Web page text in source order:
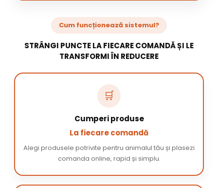
Cum funcționează sistemul?
STRÂNGI PUNCTE LA FIECARE COMANDĂ ȘI LE
TRANSFORMI ÎN REDUCERE
🛒
Cumperi produse
La fiecare comandă
Alegi produsele potrivite pentru animalul tău și plasezi
comanda online, rapid și simplu.